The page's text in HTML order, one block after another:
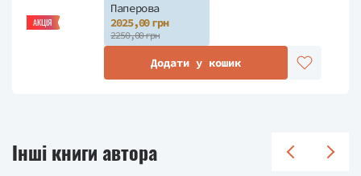
АКЦІЯ
Паперова
2025,00 грн
2250,00 грн
Додати у кошик
Інші книги автора